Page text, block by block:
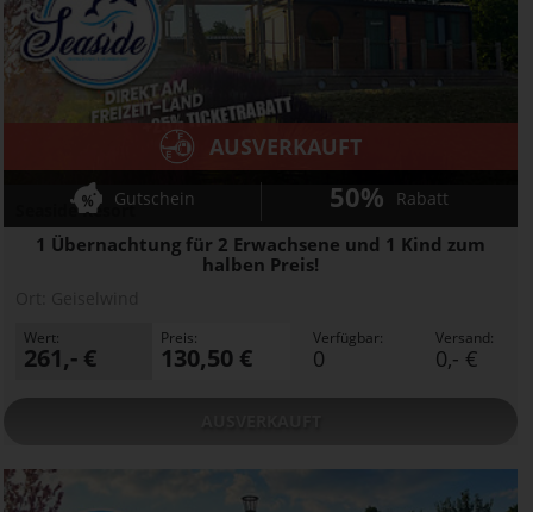
Seaside Resort
1 Übernachtung für 2 Erwachsene und 1 Kind zum
halben Preis!
AUSVERKAUFT
Gutschein 50% Rabatt
Wert:
261,- €
Preis:
130,50 €
Verfügbar:
0
Versand:
0,- €